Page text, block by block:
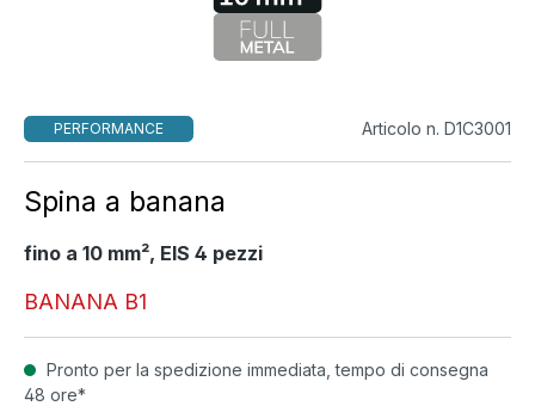
PERFORMANCE Articolo n. D1C3001
Spina a banana
fino a 10 mm², EIS 4 pezzi
BANANA B1
Pronto per la spedizione immediata, tempo di consegna
48 ore*